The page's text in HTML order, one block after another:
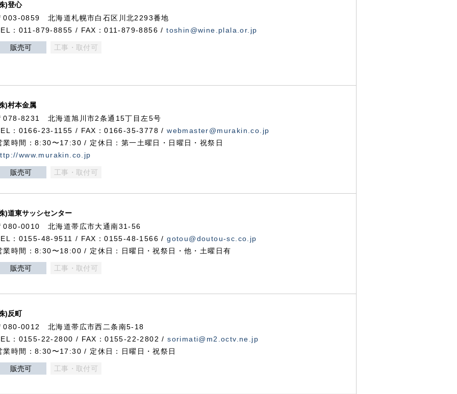
)登心
003-0859 北海道札幌市白石区川北2293番地
：011-879-8855 / FAX：011-879-8856 /toshin@wine.plala.or.jp
販売可 工事・取付可
)村本金属
078-8231 北海道旭川市2条通15丁目左5号
：0166-23-1155 / FAX：0166-35-3778 /webmaster@murakin.co.jp
業時間：8:30〜17:30 / 定休日：第一土曜日・日曜日・祝祭日
www.murakin.co.jp
販売可 工事・取付可
)道東サッシセンター
080-0010 北海道帯広市大通南31-56
：0155-48-9511 / FAX：0155-48-1566 /gotou@doutou-sc.co.jp
業時間：8:30〜18:00 / 定休日：日曜日・祝祭日・他・土曜日有
販売可 工事・取付可
)反町
080-0012 北海道帯広市西二条南5-18
：0155-22-2800 / FAX：0155-22-2802 /sorimati@m2.octv.ne.jp
業時間：8:30〜17:30 / 定休日：日曜日・祝祭日
販売可 工事・取付可